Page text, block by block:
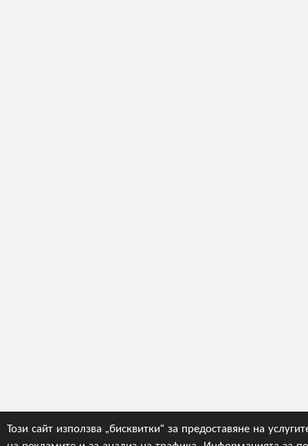
Този сайт използва „бисквитки“ за предоставяне на